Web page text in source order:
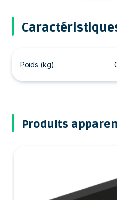
Poids (kg)
Produits